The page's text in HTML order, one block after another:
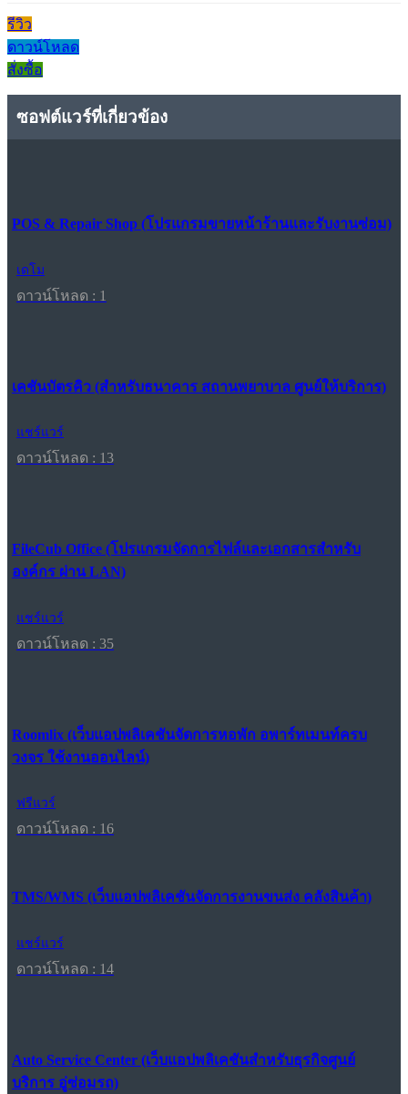
รีวิว
ดาวน์โหลด
สั่งซื้อ
ซอฟต์แวร์ที่เกี่ยวข้อง
POS & Repair Shop (โปรแกรมขายหน้าร้านและรับงานซ่อม)
เดโม
ดาวน์โหลด : 1
เคชันบัตรคิว (สำหรับธนาคาร สถานพยาบาล ศูนย์ให้บริการ)
แชร์แวร์
ดาวน์โหลด : 13
FileCub Office (โปรแกรมจัดการไฟล์และเอกสารสำหรับ
องค์กร ผ่าน LAN)
แชร์แวร์
ดาวน์โหลด : 35
Roomlix (เว็บแอปพลิเคชันจัดการหอพัก อพาร์ทเมนท์ครบ
วงจร ใช้งานออนไลน์)
ฟรีแวร์
ดาวน์โหลด : 16
TMS/WMS (เว็บแอปพลิเคชันจัดการงานขนส่ง คลังสินค้า)
แชร์แวร์
ดาวน์โหลด : 14
Auto Service Center (เว็บแอปพลิเคชันสำหรับธุรกิจศูนย์
บริการ อู่ซ่อมรถ)